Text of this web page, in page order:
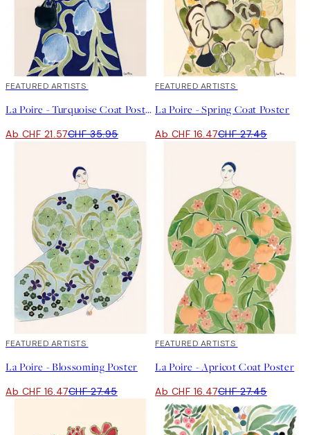
40%*
FEATURED ARTISTS
La Poire - Turquoise Coat Poster
Ab CHF 21.57CHF 35.95
40%*
FEATURED ARTISTS
La Poire - Spring Coat Poster
Ab CHF 16.47CHF 27.45
40%*
FEATURED ARTISTS
La Poire - Blossoming Poster
Ab CHF 16.47CHF 27.45
40%*
FEATURED ARTISTS
La Poire - Apricot Coat Poster
Ab CHF 16.47CHF 27.45